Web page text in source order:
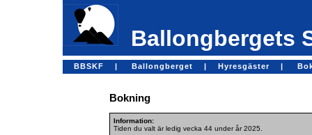
Ballongbergets
BBSKF | Ballongberget | Hyresgäster |
Bokning
Information:
Tiden du valt är ledig vecka 44 under år 2025.